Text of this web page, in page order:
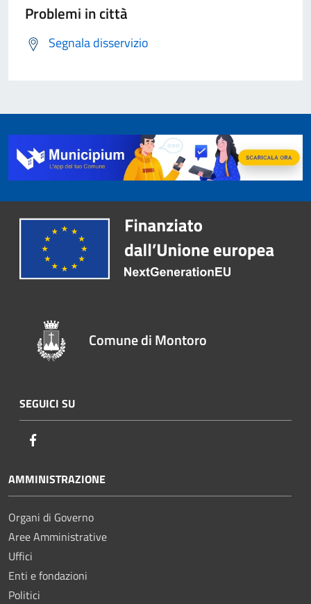
Problemi in città
Segnala disservizio
Comune di Montoro
SEGUICI SU
AMMINISTRAZIONE
Organi di Governo
Aree Amministrative
Uffici
Enti e fondazioni
Politici